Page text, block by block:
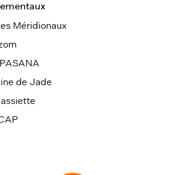
Méridionaux
de Jade